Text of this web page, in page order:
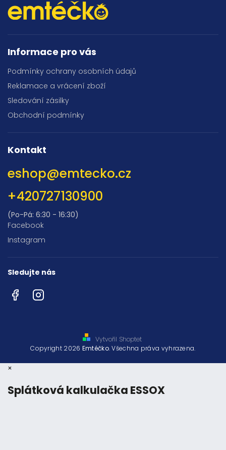
Informace pro vás
Podmínky ochrany osobních údajů
Reklamace a vrácení zboží
Sledování zásilky
Obchodní podmínky
Kontakt
eshop@emtecko.cz
+420727130900
(Po-Pá: 6:30 - 16:30)
Facebook
Instagram
Sledujte nás
FacebookInstagram
Vytvořil Shoptet
Copyright 2026 Emtéčko. Všechna práva vyhrazena.
×
Splátková kalkulačka ESSOX